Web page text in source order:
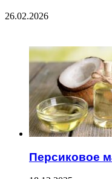
26.02.2026
Персиковое